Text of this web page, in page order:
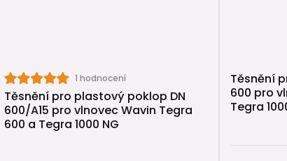
Postup:
kolem horní části roury se vytvoří betonový
do něj se osadí rám poklopu,
1 hodnocení
Těsnění pro plastový poklop DN
600/A15 pro vlnovec Wavin Tegra
600 a Tegra 1000 NG
Těsnění
600 pro
Tegra